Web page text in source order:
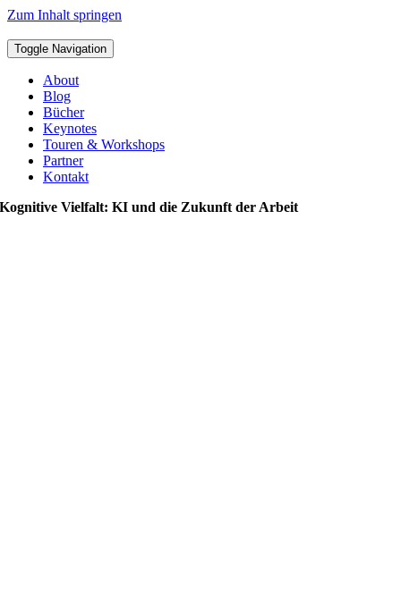
Zum Inhalt springen
Toggle Navigation
About
Blog
Bücher
Keynotes
Touren & Workshops
Partner
Kontakt
Kognitive Vielfalt: KI und die Zukunft der Arbeit